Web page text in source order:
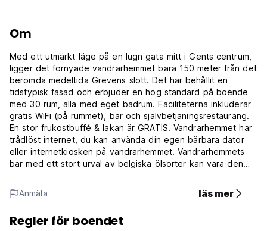
Om
Med ett utmärkt läge på en lugn gata mitt i Gents centrum,
ligger det förnyade vandrarhemmet bara 150 meter från det
berömda medeltida Grevens slott. Det har behållit en
tidstypisk fasad och erbjuder en hög standard på boende
med 30 rum, alla med eget badrum. Faciliteterna inkluderar
gratis WiFi (på rummet), bar och självbetjäningsrestaurang.
En stor frukostbuffé & lakan är GRATIS. Vandrarhemmet har
trådlöst internet, du kan använda din egen bärbara dator
eller internetkiosken på vandrarhemmet. Vandrarhemmets
bar med ett stort urval av belgiska ölsorter kan vara den
55 000 studenter.
Det finns alltid något att göra. Museer, pubar, butiker,
restauranger, teatrar ... ligger alla inom gångavstånd.
Anmäla läs mer
Regler för boendet